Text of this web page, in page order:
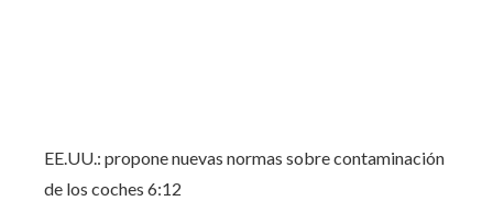
EE.UU.: propone nuevas normas sobre contaminación
de los coches 6:12